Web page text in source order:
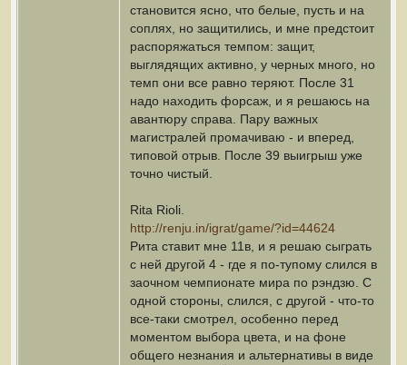
становится ясно, что белые, пусть и на
соплях, но защитились, и мне предстоит
распоряжаться темпом: защит,
выглядящих активно, у черных много, но
темп они все равно теряют. После 31
надо находить форсаж, и я решаюсь на
авантюру справа. Пару важных
магистралей промачиваю - и вперед,
типовой отрыв. После 39 выигрыш уже
точно чистый.
Rita Rioli.
http://renju.in/igrat/game/?id=44624
Рита ставит мне 11в, и я решаю сыграть
с ней другой 4 - где я по-тупому слился в
заочном чемпионате мира по рэндзю. С
одной стороны, слился, с другой - что-то
все-таки смотрел, особенно перед
моментом выбора цвета, и на фоне
общего незнания и альтернативы в виде